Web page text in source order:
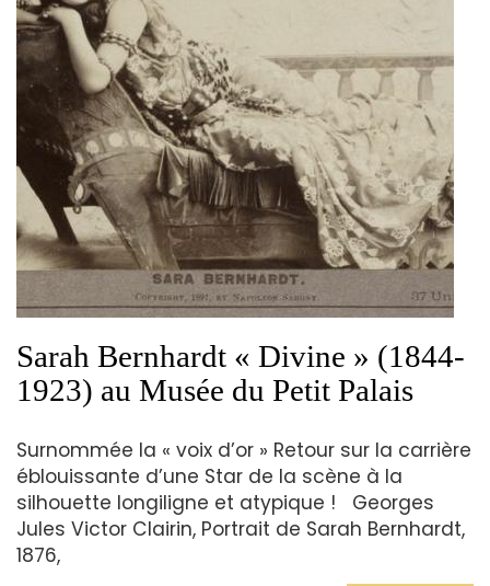
Sarah Bernhardt « Divine » (1844-
1923) au Musée du Petit Palais
Surnommée la « voix d’or » Retour sur la carrière
éblouissante d’une Star de la scène à la
silhouette longiligne et atypique ! Georges
Jules Victor Clairin, Portrait de Sarah Bernhardt,
1876,